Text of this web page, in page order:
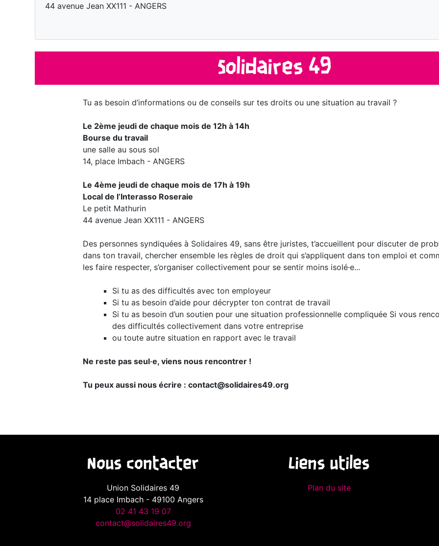
44 avenue Jean XX111 - ANGERS
Solidaires 49
Tu as besoin d’informations ou de conseils sur tes droits ou une situation au travail ?
Le 2ème jeudi de chaque mois de 12h à 14h
Bourse du travail
une salle au sous sol
14, place Imbach - ANGERS
Le 4ème jeudi de chaque mois de 17h à 19h
Local de l’Interasso Roseraie
Le petit Mathurin
44 avenue Jean XX111 - ANGERS
Des personnes syndiquées à Solidaires 49, sans être juristes, t’accueillent pour discuter de
dans ton travail, chercher ensemble les règles de droit qui s’appliquent dans ton emploi et
les faire respecter, s’organiser collectivement pour se sentir moins isolé·e...
Si tu as des difficultés avec ton employeur
Si tu as besoin d’aide pour décrypter ton contrat de travail
Si tu as besoin d’un soutien pour une situation professionnelle compliquée Si vous
des difficultés collectivement dans votre entreprise
ou toute autre situation en rapport avec le travail
Ne reste pas seul·e, viens nous rencontrer !
Tu peux aussi nous écrire : contact@solidaires49.org
Nous contacter
Union Solidaires 49
14 place Imbach - 49100 Angers
02 41 43 19 07
contact@solidaires49.org
Liens utiles
Plan du site